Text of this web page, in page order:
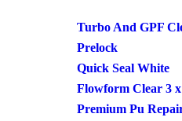
Turbo And GPF
Prelock
Quick Seal White
Flowform Clear 3
Premium Pu